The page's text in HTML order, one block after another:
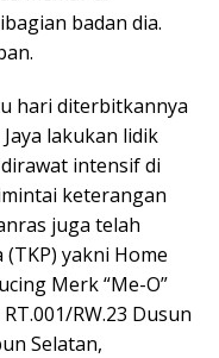
badan dia.
hari diterbitkannya
lakukan lidik
intensif di
keterangan
juga telah
yakni Home
Merk “Me-O”
RW.23 Dusun
Selatan,